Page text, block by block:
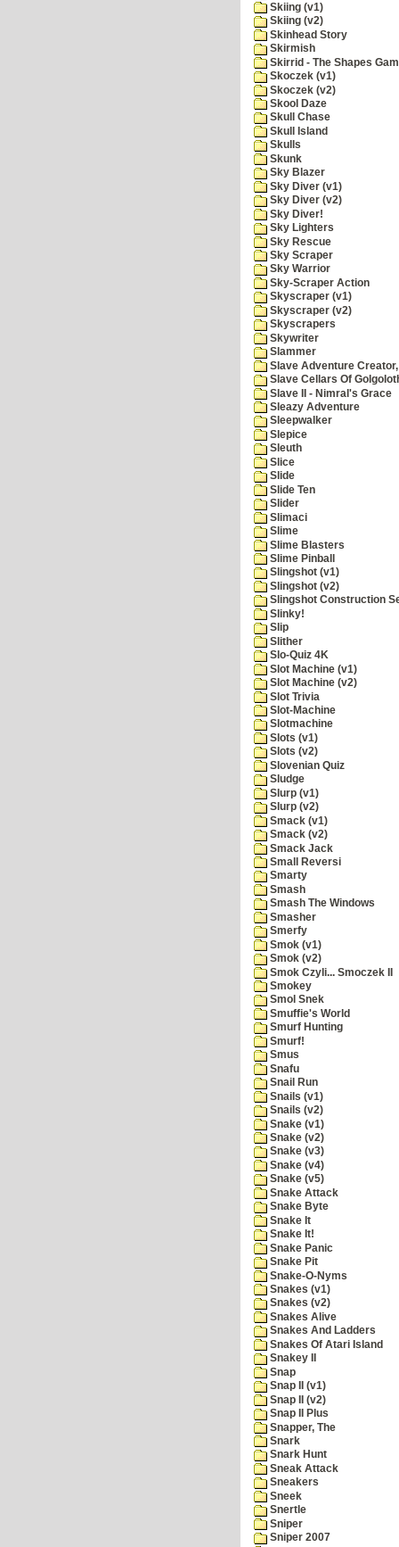
Skiing (v1)
Skiing (v2)
Skinhead Story
Skirmish
Skirrid - The Shapes
Skoczek (v1)
Skoczek (v2)
Skool Daze
Skull Chase
Skull Island
Skulls
Skunk
Sky Blazer
Sky Diver (v1)
Sky Diver (v2)
Sky Diver!
Sky Lighters
Sky Rescue
Sky Scraper
Sky Warrior
Sky-Scraper Action
Skyscraper (v1)
Skyscraper (v2)
Skyscrapers
Skywriter
Slammer
Slave Adventure Creator,
Slave Cellars Of
Slave II - Nimral's Grace
Sleazy Adventure
Sleepwalker
Slepice
Sleuth
Slice
Slide
Slide Ten
Slider
Slimaci
Slime
Slime Blasters
Slime Pinball
Slingshot (v1)
Slingshot (v2)
Slingshot Construction
Slinky!
Slip
Slither
Slo-Quiz 4K
Slot Machine (v1)
Slot Machine (v2)
Slot Trivia
Slot-Machine
Slotmachine
Slots (v1)
Slots (v2)
Slovenian Quiz
Sludge
Slurp (v1)
Slurp (v2)
Smack (v1)
Smack (v2)
Smack Jack
Small Reversi
Smarty
Smash
Smash The Windows
Smasher
Smerfy
Smok (v1)
Smok (v2)
Smok Czyli... Smoczek II
Smokey
Smol Snek
Smuffie's World
Smurf Hunting
Smurf!
Smus
Snafu
Snail Run
Snails (v1)
Snails (v2)
Snake (v1)
Snake (v2)
Snake (v3)
Snake (v4)
Snake (v5)
Snake Attack
Snake Byte
Snake It
Snake It!
Snake Panic
Snake Pit
Snake-O-Nyms
Snakes (v1)
Snakes (v2)
Snakes Alive
Snakes And Ladders
Snakes Of Atari Island
Snakey II
Snap
Snap II (v1)
Snap II (v2)
Snap II Plus
Snapper, The
Snark
Snark Hunt
Sneak Attack
Sneakers
Sneek
Snertle
Sniper
Sniper 2007